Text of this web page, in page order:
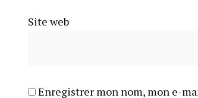
Site web
Enregistrer mon nom, mon e-